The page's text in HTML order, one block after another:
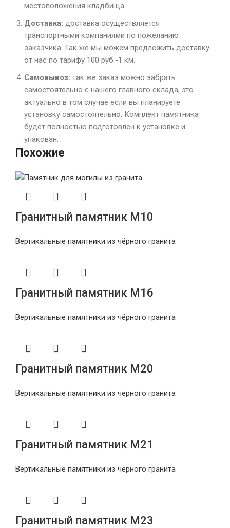
местоположения кладбища.
Доставка: доставка осуществляется
транспортными компаниями по пожеланию
заказчика. Так же мы можем предложить доставку
от нас по тарифу 100 руб.-1 км.
Самовывоз: так же заказ можно забрать
самостоятельно с нашего главного склада, это
актуально в том случае если вы планируете
установку самостоятельно. Комплект памятника
будет полностью подготовлен к установке и
упакован.
Похожие
Гранитный памятник М10
Вертикальные памятники из чёрного гранита
Гранитный памятник М16
Вертикальные памятники из чёрного гранита
Гранитный памятник М20
Вертикальные памятники из чёрного гранита
Гранитный памятник М21
Вертикальные памятники из чёрного гранита
Гранитный памятник М23